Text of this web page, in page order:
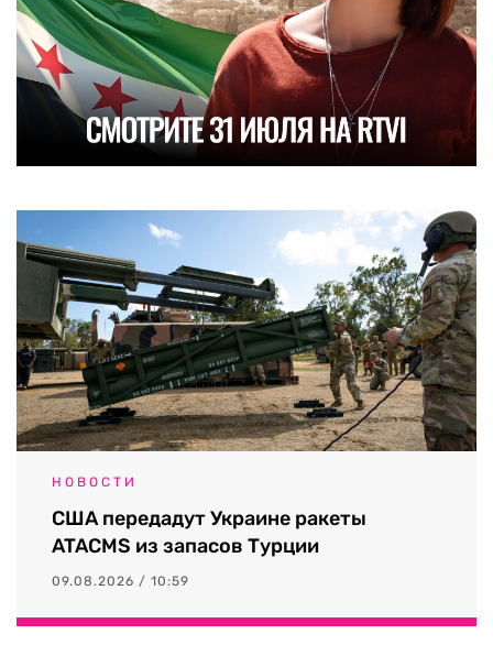
НОВОСТИ
США передадут Украине ракеты
ATACMS из запасов Турции
09.08.2026 / 10:59